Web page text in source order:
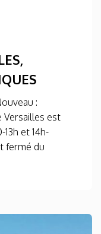
:
Versailles est
et 14h-
fermé du